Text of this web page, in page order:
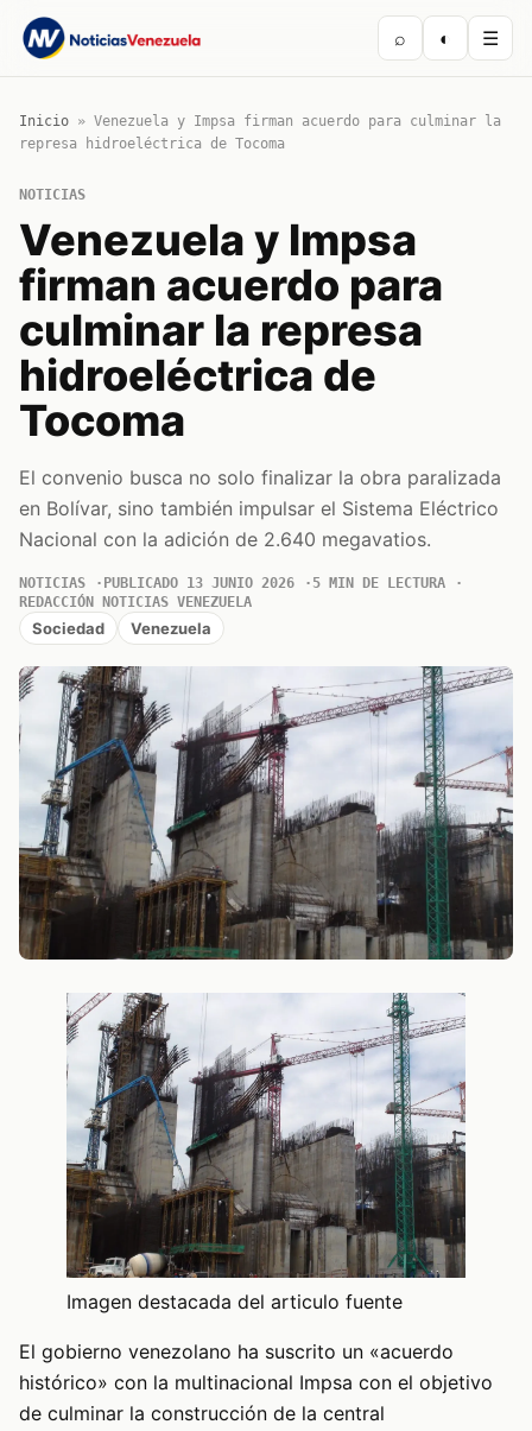
⌕ ◐ ☰
Inicio » Venezuela y Impsa firman acuerdo para culminar la
represa hidroeléctrica de Tocoma
NOTICIAS
Venezuela y Impsa
firman acuerdo para
culminar la represa
hidroeléctrica de
Tocoma
El convenio busca no solo finalizar la obra paralizada
en Bolívar, sino también impulsar el Sistema Eléctrico
Nacional con la adición de 2.640 megavatios.
NOTICIAS PUBLICADO 13 JUNIO 2026
5 MIN DE LECTURA
REDACCIÓN NOTICIAS VENEZUELA
Sociedad Venezuela
Imagen destacada del articulo fuente
El gobierno venezolano ha suscrito un «acuerdo
histórico» con la multinacional Impsa con el objetivo
de culminar la construcción de la central